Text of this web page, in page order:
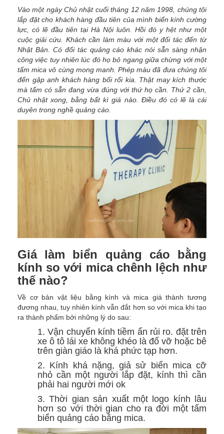
Vào một ngày Chủ nhật cuối tháng 12 năm 1998, chúng tôi
lắp đặt cho khách hàng đầu tiên của mình biển kính cường
lực, có lẽ đầu tiên tại Hà Nội luôn. Hồi đó y hệt như một
cuộc giải cứu. Khách cần làm màu với một đối tác đến từ
Nhật Bản. Có đối tác quảng cáo khác nói sẵn sàng nhận
công việc tuy nhiên lúc đó họ bỏ ngang giữa chừng với một
tấm mica vô cùng mong manh. Phép màu đã đưa chúng tôi
đến gặp anh khách hàng bối rối kia. Thật may kích thước
mà tấm có sẵn đang vừa đúng với thứ họ cần. Thứ 2 cần,
Chủ nhật xong, bằng bất kì giá nào. Điều đó có lẽ là cái
duyên trong nghề quảng cáo.
Giá làm biển quảng cáo bằng
kính so với mica chênh lệch như
thế nào?
Về cơ bản vật liệu bằng kính và mica giá thành tương
đương nhau, tuy nhiên kính vẫn đắt hơn so với mica khi tạo
ra thành phẩm bởi những lý do sau:
1. Vận chuyển kính tiềm ẩn rủi ro. đặt trên
xe ô tô lái xe không khéo là đổ vỡ hoặc bê
trên giàn giáo là khá phức tạp hơn.
2. Kính khá nặng, giả sử biển mica cỡ
nhỏ cần một người lắp đặt, kính thì cần
phải hai người mới ok
3. Thời gian sản xuất một logo kính lâu
hơn so với thời gian cho ra đời một tấm
biển quảng cáo bằng mica.